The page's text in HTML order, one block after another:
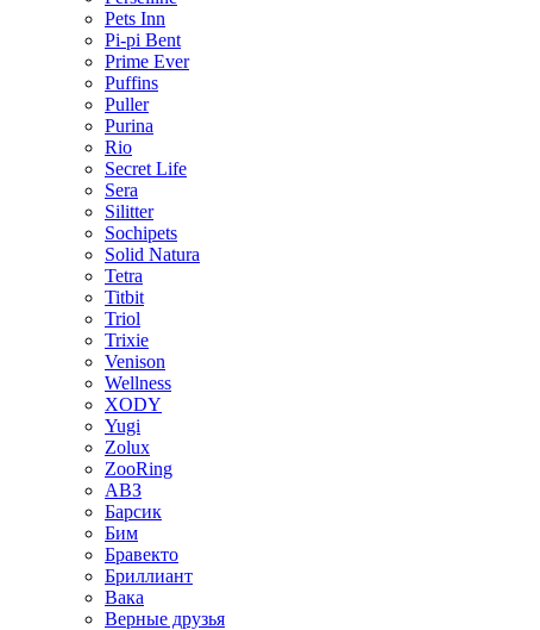
Pets Inn
Pi-pi Bent
Prime Ever
Puffins
Puller
Purina
Rio
Secret Life
Sera
Silitter
Sochipets
Solid Natura
Tetra
Titbit
Triol
Trixie
Venison
Wellness
XODY
Yugi
Zolux
ZooRing
АВЗ
Барсик
Бим
Бравекто
Бриллиант
Вака
Верные друзья